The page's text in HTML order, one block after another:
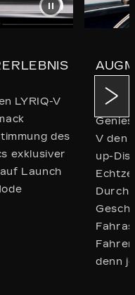
LYRIQ-V
des
exklusiver
Launch
UP-
V den
up-
Durch
denn